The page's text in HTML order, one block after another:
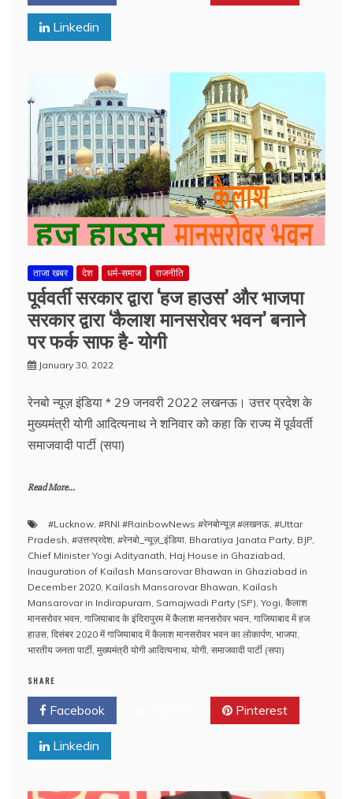
Linkedin
ताजा खबर देश धर्म-समाज राजनीति
पूर्ववर्ती सरकार द्वारा ‘हज हाउस’ और भाजपा
सरकार द्वारा ‘कैलाश मानसरोवर भवन’ बनाने
पर फर्क साफ है- योगी
January 30, 2022
रेनबो न्यूज़ इंडिया * 29 जनवरी 2022 लखनऊ। उत्तर प्रदेश के
मुख्‍यमंत्री योगी आदित्‍यनाथ ने शनिवार को कहा कि राज्य में पूर्ववर्ती
समाजवादी पार्टी (सपा)
Read More...
#Lucknow, #RNI #RainbowNews #रेनबोन्यूज़ #लखनऊ, #Uttar
Pradesh, #उत्तरप्रदेश, #रेनबो_न्यूज़_इंडिया, Bharatiya Janata Party, BJP,
Chief Minister Yogi Adityanath, Haj House in Ghaziabad,
Inauguration of Kailash Mansarovar Bhawan in Ghaziabad in
December 2020, Kailash Mansarovar Bhawan, Kailash
Mansarovar in Indirapuram, Samajwadi Party (SP), Yogi, कैलाश
मानसरोवर भवन, गाजियाबाद के इंदिरापुरम में कैलाश मानसरोवर भवन, गाजियाबाद में हज
हाउस, दिसंबर 2020 में गाजियाबाद में कैलाश मानसरोवर भवन का लोकार्पण, भाजपा,
भारतीय जनता पार्टी, मुख्‍यमंत्री योगी आदित्‍यनाथ, योगी, समाजवादी पार्टी (सपा)
SHARE
Facebook Pinterest
Linkedin